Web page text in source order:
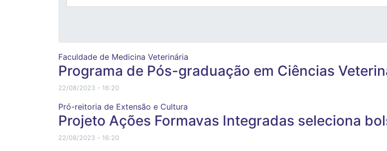
Faculdade de Medicina Veterinária
Programa de Pós-graduação em Ciências
22/08/2023 - 16:20
Pró-reitoria de Extensão e Cultura
Projeto Ações Formavas Integradas seleciona
22/08/2023 - 16:20